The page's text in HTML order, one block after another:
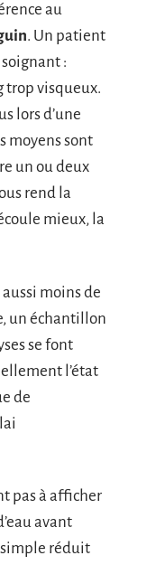
au
. Un patient
:
trop visqueux.
lors d’une
moyens sont
un ou deux
rend la
mieux, la
moins de
un échantillon
se font
l’état
de
pas à afficher
avant
simple réduit